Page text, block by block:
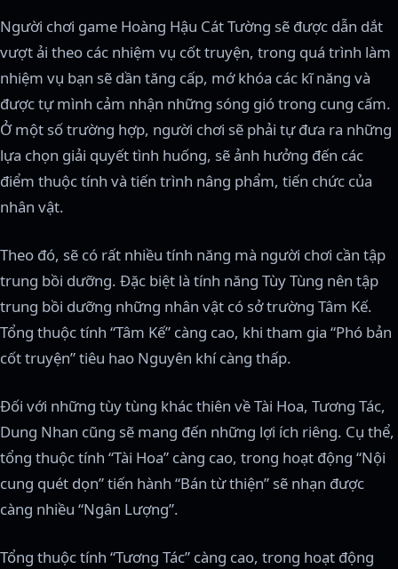
Người chơi game Hoàng Hậu Cát Tường sẽ được dẫn dắt
vượt ải theo các nhiệm vụ cốt truyện, trong quá trình làm
nhiệm vụ bạn sẽ dần tăng cấp, mớ khóa các kĩ năng và
được tự mình cảm nhận những sóng gió trong cung cấm.
Ở một số trường hợp, người chơi sẽ phải tự đưa ra những
lựa chọn giải quyết tình huống, sẽ ảnh hưởng đến các
điểm thuộc tính và tiến trình nâng phẩm, tiến chức của
nhân vật.
Theo đó, sẽ có rất nhiều tính năng mà người chơi cần tập
trung bồi dưỡng. Đặc biệt là tính năng Tùy Tùng nên tập
trung bồi dưỡng những nhân vật có sở trường Tâm Kế.
Tổng thuộc tính “Tâm Kế” càng cao, khi tham gia “Phó bản
cốt truyện” tiêu hao Nguyên khí càng thấp.
Đối với những tùy tùng khác thiên về Tài Hoa, Tương Tác,
Dung Nhan cũng sẽ mang đến những lợi ích riêng. Cụ thể,
tổng thuộc tính “Tài Hoa” càng cao, trong hoạt động “Nội
cung quét dọn” tiến hành “Bán từ thiện” sẽ nhạn được
càng nhiều “Ngân Lượng”.
Tổng thuộc tính “Tương Tác” càng cao, trong hoạt động